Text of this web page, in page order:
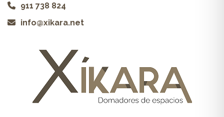
911 738 824
info@xikara.net